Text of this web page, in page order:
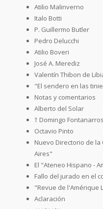
Atilio Malinverno
Italo Botti
P. Guillermo Butler
Pedro Delucchi
Atilio Boveri
José A. Merediz
Valentín Thibon de
"El sendero en las
Notas y comentarios
Alberto del Solar
† Domingo
Octavio Pinto
Nuevo Directorio de
Aires"
El "Ateneo Hispano -
Fallo del jurado en el
"Revue de l'Amérique
Aclaración